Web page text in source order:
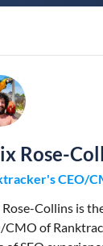
Rose-
CEO/
Rose-Collins is
CMO of